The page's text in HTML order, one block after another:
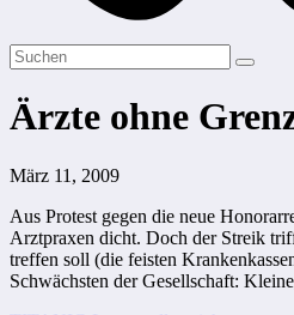
Ärzte ohne
März 11, 2009
Aus Protest gegen die neue
Arztpraxen dicht. Doch der Streik
treffen soll (die feisten
Schwächsten der Gesellschaft: